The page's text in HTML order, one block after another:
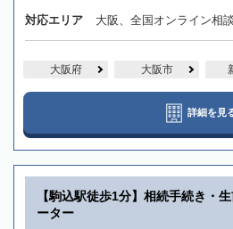
対応エリア 大阪、全国オンライン相
大阪府 大阪市
詳細を見
【駒込駅徒歩1分】相続手続き・
ーター